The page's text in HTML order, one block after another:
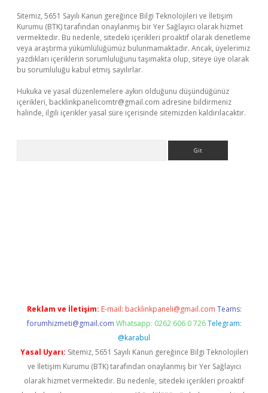
Sitemiz, 5651 Sayılı Kanun gereğince Bilgi Teknolojileri ve İletişim
Kurumu (BTK) tarafından onaylanmış bir Yer Sağlayıcı olarak hizmet
vermektedir. Bu nedenle, sitedeki içerikleri proaktif olarak denetleme
veya araştırma yükümlülüğümüz bulunmamaktadır. Ancak, üyelerimiz
yazdıkları içeriklerin sorumluluğunu taşımakta olup, siteye üye olarak
bu sorumluluğu kabul etmiş sayılırlar.
Hukuka ve yasal düzenlemelere aykırı olduğunu düşündüğünüz
içerikleri, backlinkpanelicomtr@gmail.com adresine bildirmeniz
halinde, ilgili içerikler yasal süre içerisinde sitemizden kaldırılacaktır.
Reklam ve İletişim: E-mail: backlinkpaneli@gmail.com Teams:
forumhizmeti@gmail.com Whatsapp: 0262 606 0 726 Telegram:
@karabul
Yasal Uyarı: Sitemiz, 5651 Sayılı Kanun gereğince Bilgi Teknolojileri
ve İletişim Kurumu (BTK) tarafından onaylanmış bir Yer Sağlayıcı
olarak hizmet vermektedir. Bu nedenle, sitedeki içerikleri proaktif